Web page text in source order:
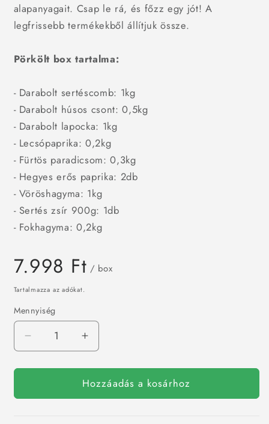
alapanyagait. Csap le rá, és főzz egy jót! A
legfrissebb termékekből állítjuk össze.
Pörkölt box tartalma:
- Darabolt sertéscomb: 1kg
- Darabolt húsos csont: 0,5kg
- Darabolt lapocka: 1kg
- Lecsópaprika: 0,2kg
- Fürtös paradicsom: 0,3kg
- Hegyes erős paprika: 2db
- Vöröshagyma: 1kg
- Sertés zsír 900g: 1db
- Fokhagyma: 0,2kg
Normál
ár
7.998 Ft / box
Tartalmazza az adókat.
Mennyiség
Pörkölt
box
mennyiségének
csökkentése
Pörkölt
box
mennyiségének
növelése
box
Hozzáadás a kosárhoz